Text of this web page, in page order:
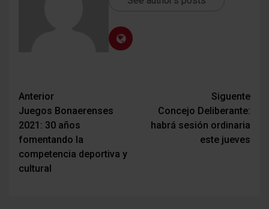
Navegación
de
entradas
Anterior
Juegos Bonaerenses
2021: 30 años
fomentando la
competencia deportiva y
cultural
Siguente
Concejo Deliberante:
habrá sesión ordinaria
este jueves